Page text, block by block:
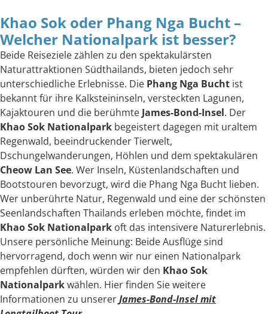
Khao Sok oder Phang Nga Bucht –
Welcher Nationalpark ist besser?
Beide Reiseziele zählen zu den spektakulärsten
Naturattraktionen Südthailands, bieten jedoch sehr
unterschiedliche Erlebnisse. Die Phang Nga Bucht ist
bekannt für ihre Kalksteininseln, versteckten Lagunen,
Kajaktouren und die berühmte James-Bond-Insel. Der
Khao Sok Nationalpark begeistert dagegen mit uraltem
Regenwald, beeindruckender Tierwelt,
Dschungelwanderungen, Höhlen und dem spektakulären
Cheow Lan See. Wer Inseln, Küstenlandschaften und
Bootstouren bevorzugt, wird die Phang Nga Bucht lieben.
Wer unberührte Natur, Regenwald und eine der schönsten
Seenlandschaften Thailands erleben möchte, findet im
Khao Sok Nationalpark oft das intensivere Naturerlebnis.
Unsere persönliche Meinung: Beide Ausflüge sind
hervorragend, doch wenn wir nur einen Nationalpark
empfehlen dürften, würden wir den Khao Sok
Nationalparkwählen. Hier finden Sie weitere
Informationen zu unsererJames-Bond-Insel mit